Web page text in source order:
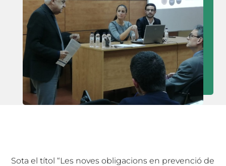
Sota el títol “Les noves obligacions en prevenció de